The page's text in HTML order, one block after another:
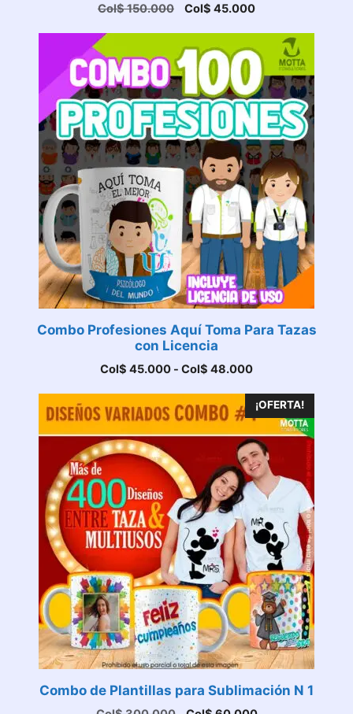
Col$150.000
El
era:
Col$ 150.000.
Col$ 45.000El
actual
es:
Col$ 45.000.
Combo Profesiones Aquí Toma Para Tazas
con Licencia
Col$ 45.000 - Col$ 48.000Rango
precios:
desde
Col$ 45.000
hasta
Col$ 48.000
¡OFERTA!
Combo de Plantillas para Sublimación N 1